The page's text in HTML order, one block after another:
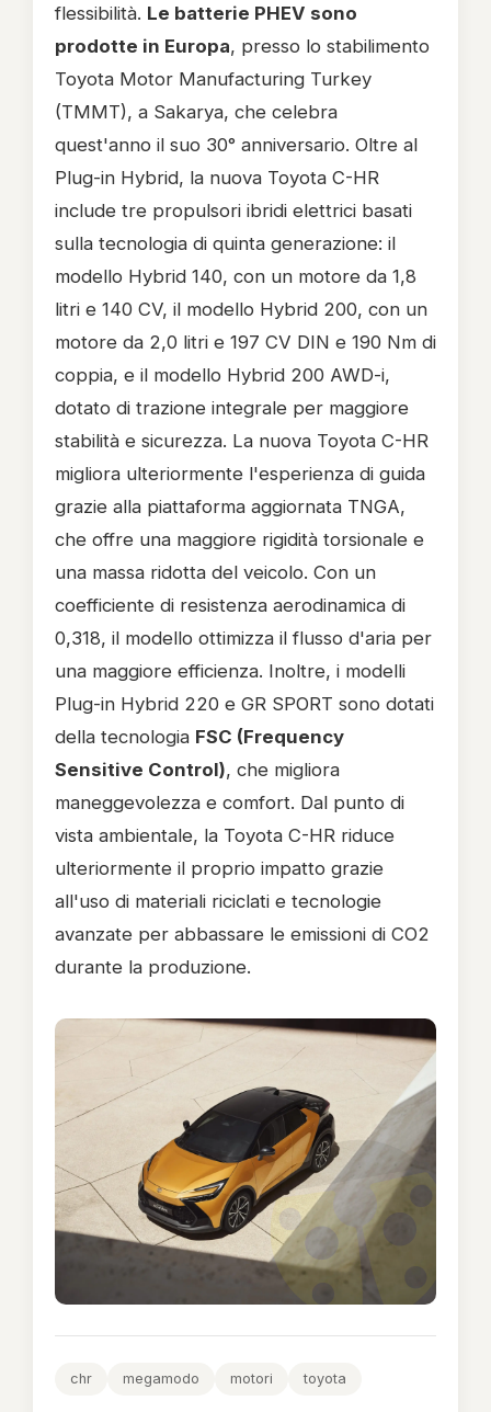
flessibilità. Le batterie PHEV sono
prodotte in Europa, presso lo stabilimento
Toyota Motor Manufacturing Turkey
(TMMT), a Sakarya, che celebra
quest'anno il suo 30° anniversario. Oltre al
Plug-in Hybrid, la nuova Toyota C-HR
include tre propulsori ibridi elettrici basati
sulla tecnologia di quinta generazione: il
modello Hybrid 140, con un motore da 1,8
litri e 140 CV, il modello Hybrid 200, con un
motore da 2,0 litri e 197 CV DIN e 190 Nm di
coppia, e il modello Hybrid 200 AWD-i,
dotato di trazione integrale per maggiore
stabilità e sicurezza. La nuova Toyota C-HR
migliora ulteriormente l'esperienza di guida
grazie alla piattaforma aggiornata TNGA,
che offre una maggiore rigidità torsionale e
una massa ridotta del veicolo. Con un
coefficiente di resistenza aerodinamica di
0,318, il modello ottimizza il flusso d'aria per
una maggiore efficienza. Inoltre, i modelli
Plug-in Hybrid 220 e GR SPORT sono dotati
della tecnologia FSC (Frequency
Sensitive Control), che migliora
maneggevolezza e comfort. Dal punto di
vista ambientale, la Toyota C-HR riduce
ulteriormente il proprio impatto grazie
all'uso di materiali riciclati e tecnologie
avanzate per abbassare le emissioni di CO2
durante la produzione.
chr megamodo motori toyota